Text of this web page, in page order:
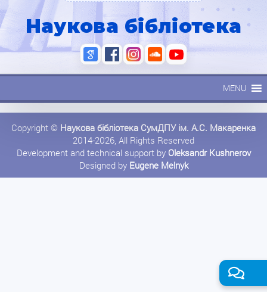
Наукова бібліотека
MENU
Copyright © Наукова бібліотека СумДПУ ім. А.С. Макаренка
2014-2026, All Rights Reserved
Development and technical support by Oleksandr Kushnerov
Designed by Eugene Melnyk